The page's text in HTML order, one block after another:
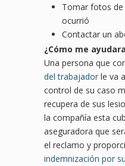
Tomar fotos de
ocurrió
Contactar un
¿Cómo me
Una persona que
del trabajador le va
control de su caso
recupera de sus
la compañía esta
aseguradora que
el reclamo y
indemnización por